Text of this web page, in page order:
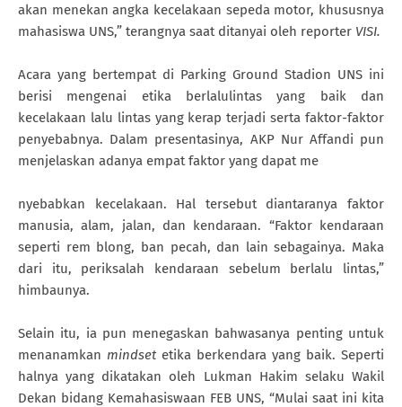
akan menekan angka kecelakaan sepeda motor, khususnya
mahasiswa UNS,” terangnya saat ditanyai oleh reporter VISI.
Acara yang bertempat di Parking Ground Stadion UNS ini
berisi mengenai etika berlalulintas yang baik dan
kecelakaan lalu lintas yang kerap terjadi serta faktor-faktor
penyebabnya. Dalam presentasinya, AKP Nur Affandi pun
menjelaskan adanya empat faktor yang dapat me
nyebabkan kecelakaan. Hal tersebut diantaranya faktor
manusia, alam, jalan, dan kendaraan. “Faktor kendaraan
seperti rem blong, ban pecah, dan lain sebagainya. Maka
dari itu, periksalah kendaraan sebelum berlalu lintas,”
himbaunya.
Selain itu, ia pun menegaskan bahwasanya penting untuk
menanamkan mindset etika berkendara yang baik. Seperti
halnya yang dikatakan oleh Lukman Hakim selaku Wakil
Dekan bidang Kemahasiswaan FEB UNS, “Mulai saat ini kita